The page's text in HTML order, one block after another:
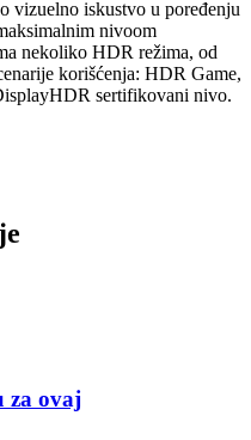
vizuelno iskustvo u poređenju
nivoom
nekoliko HDR režima, od
korišćenja: HDR Game,
sertifikovani nivo.
za ovaj